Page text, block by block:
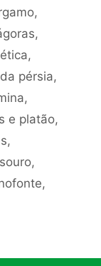
,
,
,
pérsia,
,
e platão,
,
,
,